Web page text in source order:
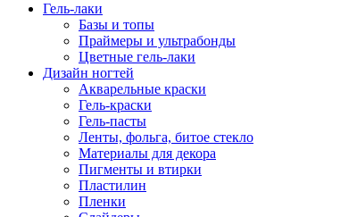
Гель-лаки
Базы и топы
Праймеры и ультрабонды
Цветные гель-лаки
Дизайн ногтей
Акварельные краски
Гель-краски
Гель-пасты
Ленты, фольга, битое стекло
Материалы для декора
Пигменты и втирки
Пластилин
Пленки